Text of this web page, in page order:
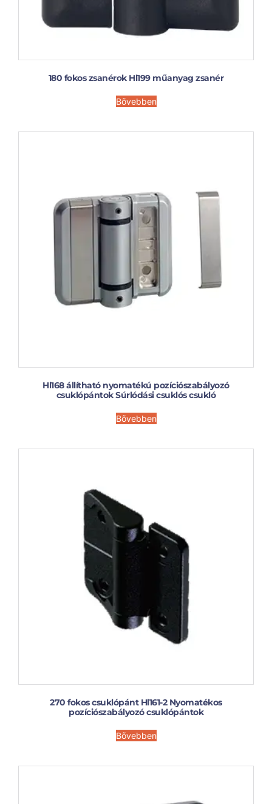
180 fokos zsanérok Hl199 műanyag zsanér
Bővebben
Hl168 állítható nyomatékú pozíciószabályozó
csuklópántok Súrlódási csuklós csukló
Bővebben
270 fokos csuklópánt Hl161-2 Nyomatékos
pozíciószabályozó csuklópántok
Bővebben